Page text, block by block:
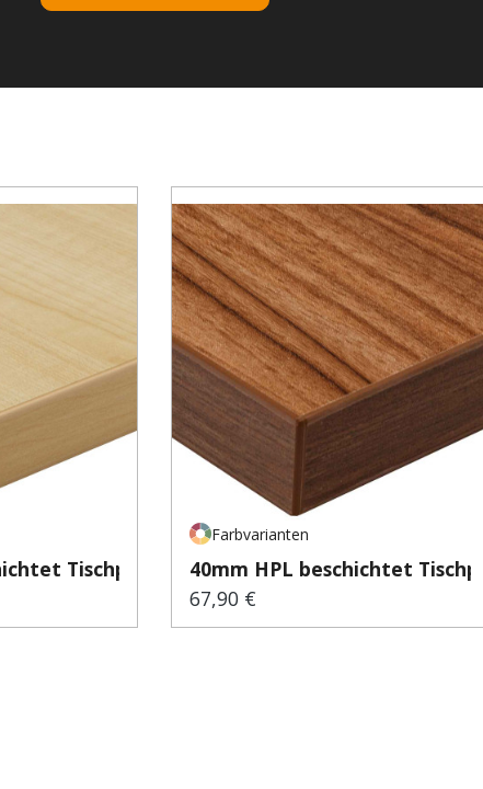
Tischp...
Farbvarianten
40mm HPL beschichtet Tischp...
Regulärer Preis:
67,90 €